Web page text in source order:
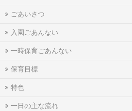
ごあいさつ
入園ごあんない
一時保育ごあんない
保育目標
特色
一日の主な流れ